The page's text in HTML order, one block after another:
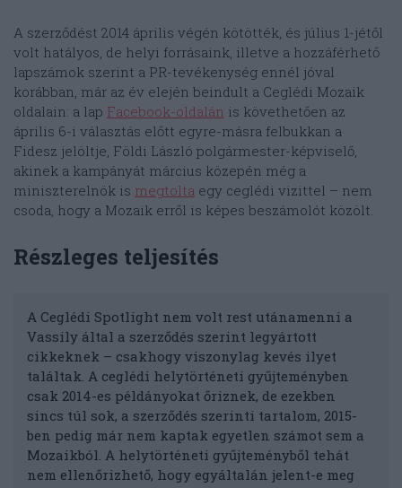
A szerződést 2014 április végén kötötték, és július 1-jétől
volt hatályos, de helyi forrásaink, illetve a hozzáférhető
lapszámok szerint a PR-tevékenység ennél jóval
korábban, már az év elején beindult a Ceglédi Mozaik
oldalain: a lap Facebook-oldalán is követhetően az
április 6-i választás előtt egyre-másra felbukkan a
Fidesz jelöltje, Földi László polgármester-képviselő,
akinek a kampányát március közepén még a
miniszterelnök is megtolta egy ceglédi vizittel – nem
csoda, hogy a Mozaik erről is képes beszámolót közölt.
Részleges teljesítés
A Ceglédi Spotlight nem volt rest utánamenni a
Vassily által a szerződés szerint legyártott
cikkeknek – csakhogy viszonylag kevés ilyet
találtak. A ceglédi helytörténeti gyűjteményben
csak 2014-es példányokat őriznek, de ezekben
sincs túl sok, a szerződés szerinti tartalom, 2015-
ben pedig már nem kaptak egyetlen számot sem a
Mozaikból. A helytörténeti gyűjteményből tehát
nem ellenőrizhető, hogy egyáltalán jelent-e meg